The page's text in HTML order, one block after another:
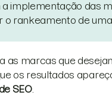
implementação das
rankeamento de
as marcas que
os resultados
SEO.